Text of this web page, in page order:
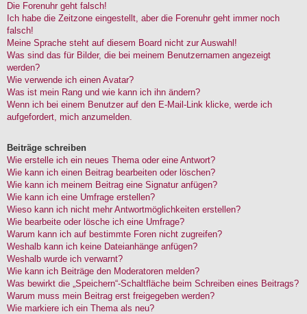
Die Forenuhr geht falsch!
Ich habe die Zeitzone eingestellt, aber die Forenuhr geht immer noch
falsch!
Meine Sprache steht auf diesem Board nicht zur Auswahl!
Was sind das für Bilder, die bei meinem Benutzernamen angezeigt
werden?
Wie verwende ich einen Avatar?
Was ist mein Rang und wie kann ich ihn ändern?
Wenn ich bei einem Benutzer auf den E-Mail-Link klicke, werde ich
aufgefordert, mich anzumelden.
Beiträge schreiben
Wie erstelle ich ein neues Thema oder eine Antwort?
Wie kann ich einen Beitrag bearbeiten oder löschen?
Wie kann ich meinem Beitrag eine Signatur anfügen?
Wie kann ich eine Umfrage erstellen?
Wieso kann ich nicht mehr Antwortmöglichkeiten erstellen?
Wie bearbeite oder lösche ich eine Umfrage?
Warum kann ich auf bestimmte Foren nicht zugreifen?
Weshalb kann ich keine Dateianhänge anfügen?
Weshalb wurde ich verwarnt?
Wie kann ich Beiträge den Moderatoren melden?
Was bewirkt die „Speichern“-Schaltfläche beim Schreiben eines Beitrags?
Warum muss mein Beitrag erst freigegeben werden?
Wie markiere ich ein Thema als neu?